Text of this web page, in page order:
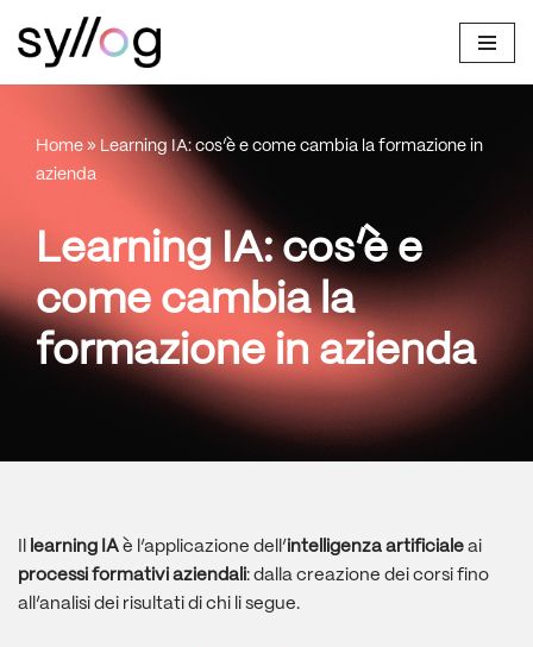
Home » Learning IA: cos’è e come cambia la formazione in
azienda
Learning IA: cos’è e
come cambia la
formazione in azienda
learning IA è l’applicazione dell’intelligenza artificiale ai
processi formativi aziendali: dalla creazione dei corsi fino
all’analisi dei risultati di chi li segue.